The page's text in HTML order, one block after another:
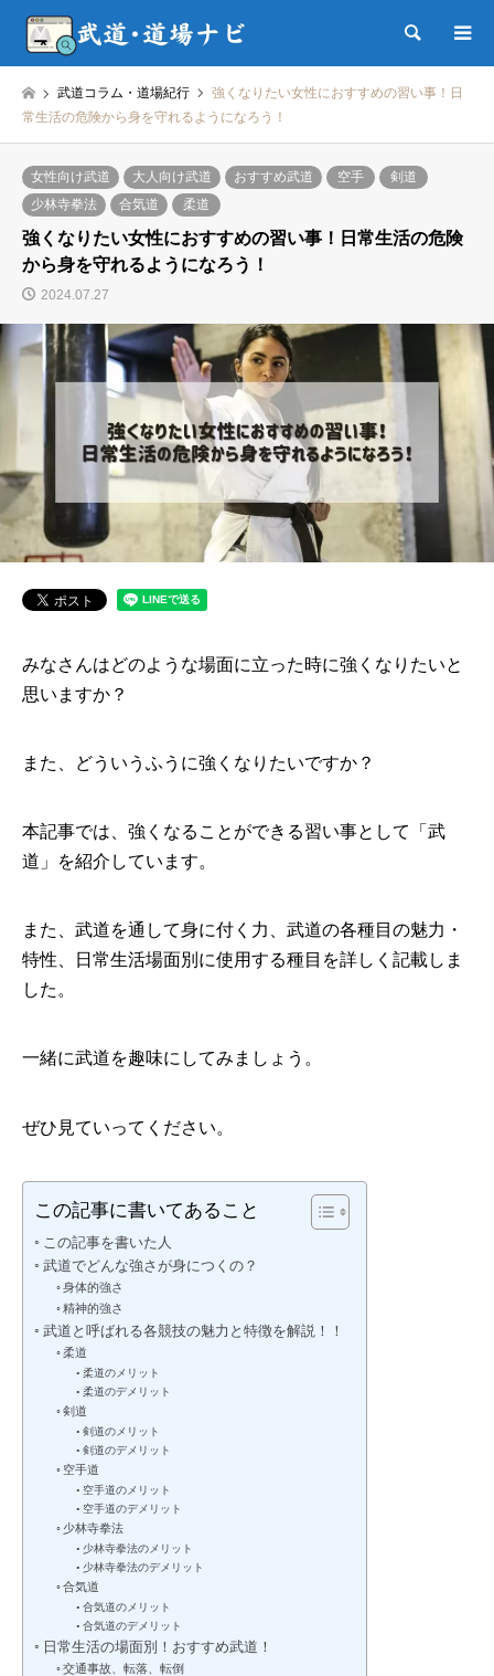
検索
武道コラム・道場紀行
強くなりたい女性におすすめの習い事！日
常生活の危険から身を守れるようになろう！
女性向け武道 大人向け武道 おすすめ武道 空手
剣道
少林寺拳法
合気道 柔道
強くなりたい女性におすすめの習い事！日常生活の危険
から身を守れるようになろう！
2024.07.27
みなさんはどのような場面に立った時に強くなりたいと
思いますか？
また、どういうふうに強くなりたいですか？
本記事では、強くなることができる習い事として「武
道」を紹介しています。
また、武道を通して身に付く力、武道の各種目の魅力・
特性、日常生活場面別に使用する種目を詳しく記載しま
した。
一緒に武道を趣味にしてみましょう。
ぜひ見ていってください。
この記事に書いてあること
この記事を書いた人
武道でどんな強さが身につくの？
身体的強さ
精神的強さ
武道と呼ばれる各競技の魅力と特徴を解説！！
柔道
柔道のメリット
柔道のデメリット
剣道
剣道のメリット
剣道のデメリット
空手道
空手道のメリット
空手道のデメリット
少林寺拳法
少林寺拳法のメリット
少林寺拳法のデメリット
合気道
合気道のメリット
合気道のデメリット
日常生活の場面別！おすすめ武道！
交通事故、転落、転倒